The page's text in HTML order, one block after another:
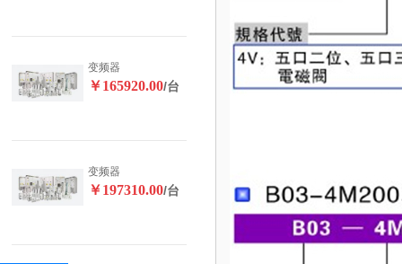
变频器
￥165920.00/台
变频器
￥197310.00/台